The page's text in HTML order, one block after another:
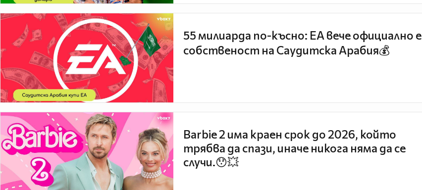
55 милиарда по-късно: EA вече официално е
собственост на Саудитска Арабия💰
Barbie 2 има краен срок до 2026, който
трябва да спази, иначе никога няма да се
случи.😯💥